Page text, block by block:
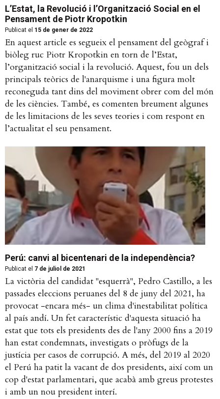
L’Estat, la Revolució i l’Organització Social en el
Pensament de Piotr Kropotkin
Publicat el 15 de gener de 2022
En aquest article es segueix el pensament del geògraf i
biòleg ruc Piotr Kropotkin en torn de l’Estat,
l’organització social i la revolució. Aquest, fou un dels
principals teòrics de l'anarquisme i una figura molt
reconeguda tant dins del moviment obrer com del món
de les ciències. També, es comenten breument algunes
de les limitacions de les seves teories i com respont en
l’actualitat el seu pensament.
Perú: canvi al bicentenari de la independència?
Publicat el 7 de juliol de 2021
La victòria del candidat "esquerrà", Pedro Castillo, a les
passades eleccions peruanes del 8 de juny del 2021, ha
provocat -encara més- un clima d'inestabilitat política
al país andí. Un fet característic d'aquesta situació ha
estat que tots els presidents des de l'any 2000 fins a 2019
han estat condemnats, investigats o pròfugs de la
justícia per casos de corrupció. A més, del 2019 al 2020
el Perú ha patit la vacant de dos presidents, així com un
cop d'estat parlamentari, que acabà amb greus protestes
i amb un nou president interí.